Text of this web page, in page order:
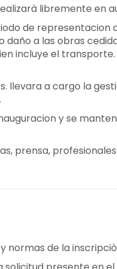
libremente en
de
a las obras
incluye el
llevara a cargo la
y se
prensa,
normas de la